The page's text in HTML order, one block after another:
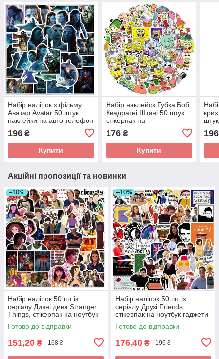
Набір наліпок з фільму
Аватар Avatar 50 штук
наклейки на авто телефон
ноутбук самокат гаджети
196 ₴
Купити
Набір наклейок Губка Боб
Квадратні Штані 50 штук
стікерпак на
автомобільний телефон
ноутбук самокат гаджети
176₴
Купити
196
Акційні пропозиції та новинки
–10%
Набір наліпок 50 шт із
серіалу Дивні дива Stranger
Things, стікерпак на ноутбук
гаджети
Готово до відправки
151,20 ₴ 168 ₴
–10%
Набір наліпок 50 шт із
серіалу Друзі Friends,
стікерпак на ноутбук гаджети
Готово до відправки
176,40 ₴ 196 ₴